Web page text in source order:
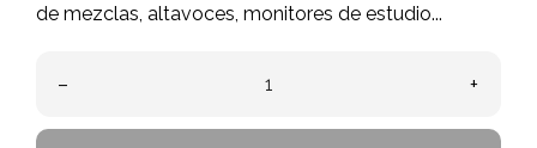
de mezclas, altavoces, monitores de estudio...
– +